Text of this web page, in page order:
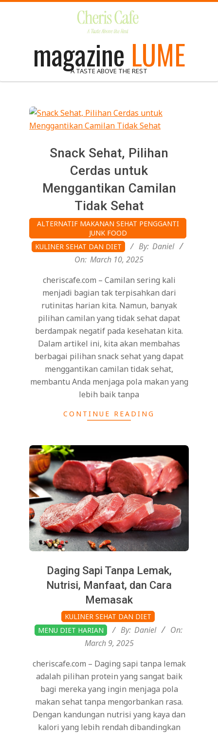
magazine LUME
A TASTE ABOVE THE REST
Snack Sehat, Pilihan
Cerdas untuk
Menggantikan Camilan
Tidak Sehat
2025-
10
ALTERNATIF MAKANAN SEHAT PENGGANTI
JUNK FOOD
KULINER SEHAT DAN DIET
By: Daniel
On: March 10, 2025
cheriscafe.com – Camilan sering kali
menjadi bagian tak terpisahkan dari
rutinitas harian kita. Namun, banyak
pilihan camilan yang tidak sehat dapat
berdampak negatif pada kesehatan kita.
Dalam artikel ini, kita akan membahas
berbagai pilihan snack sehat yang dapat
menggantikan camilan tidak sehat,
membantu Anda menjaga pola makan yang
lebih baik tanpa
CONTINUE READING
Daging Sapi Tanpa Lemak,
Nutrisi, Manfaat, dan Cara
Memasak
03-
09
KULINER SEHAT DAN DIET
MENU DIET HARIAN
By: Daniel
On:
March 9, 2025
cheriscafe.com – Daging sapi tanpa lemak
adalah pilihan protein yang sangat baik
bagi mereka yang ingin menjaga pola
makan sehat tanpa mengorbankan rasa.
Dengan kandungan nutrisi yang kaya dan
kalori yang lebih rendah dibandingkan